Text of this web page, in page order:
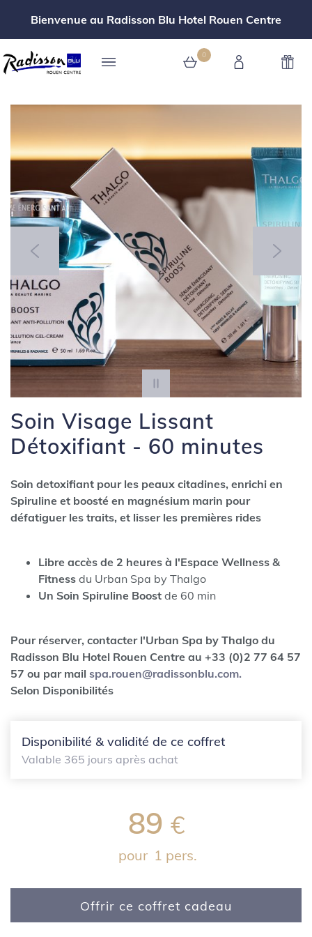
Bienvenue au Radisson Blu Hotel Rouen Centre
0
Soin Visage Lissant
Détoxifiant - 60 minutes
Soin detoxifiant pour les peaux citadines, enrichi en
Spiruline et boosté en magnésium marin pour
défatiguer les traits, et lisser les premières rides
Libre accès de 2 heures à l'Espace Wellness &
Fitness du Urban Spa by Thalgo
Un Soin Spiruline Boost de 60 min
Pour réserver, contacter l'Urban Spa by Thalgo du
Radisson Blu Hotel Rouen Centre au +33 (0)2 77 64 57
57 ou par mail spa.rouen@radissonblu.com.
Selon Disponibilités
Disponibilité & validité de ce coffret
Valable 365 jours après achat
89 €
pour 1 pers.
Offrir ce coffret cadeau